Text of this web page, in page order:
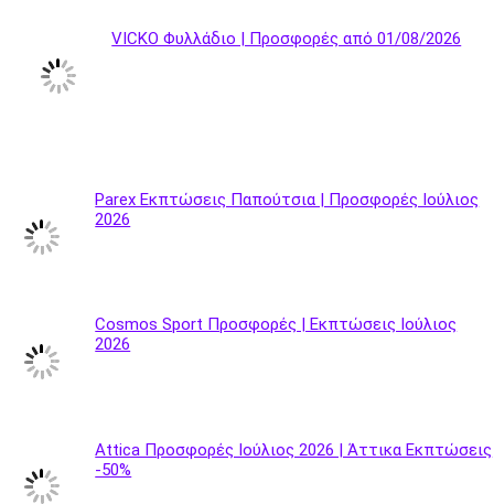
VICKO Φυλλάδιο | Προσφορές από 01/08/2026
Parex Εκπτώσεις Παπούτσια | Προσφορές Ιούλιος
2026
Cosmos Sport Προσφορές | Εκπτώσεις Ιούλιος
2026
Attica Προσφορές Ιούλιος 2026 | Άττικα Εκπτώσεις
-50%